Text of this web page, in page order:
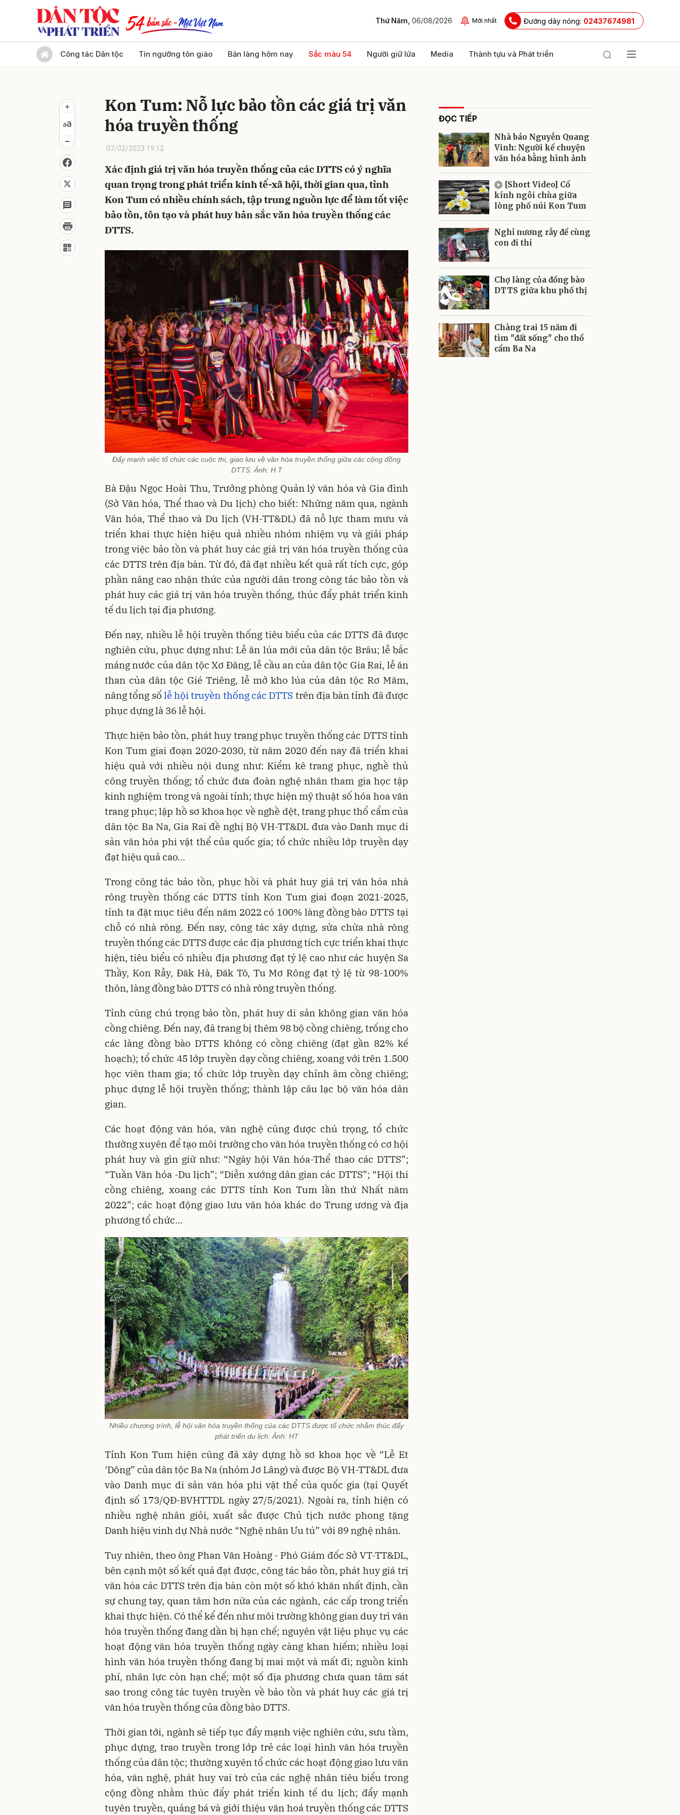
Thứ Năm, 06/08/2026 Mới nhất Đường dây nóng: 02437674981
Công tác Dân tộc Tín ngưỡng tôn giáo Bản làng hôm nay Sắc màu 54 Người giữ lửa Media Thành tựu và Phát triển
Kon Tum: Nỗ lực bảo tồn các giá trị văn
hóa truyền thống
07/02/2023 19:12
Xác định giá trị văn hóa truyền thống của các DTTS có ý nghĩa
quan trọng trong phát triển kinh tế-xã hội, thời gian qua, tỉnh
Kon Tum có nhiều chính sách, tập trung nguồn lực để làm tốt việc
bảo tồn, tôn tạo và phát huy bản sắc văn hóa truyền thống các
DTTS.
Đẩy mạnh việc tổ chức các cuộc thi, giao lưu về văn hóa truyền thống giữa các cộng đồng
DTTS. Ảnh: H.T
Bà Đậu Ngọc Hoài Thu, Trưởng phòng Quản lý văn hóa và Gia đình
(Sở Văn hóa, Thể thao và Du lịch) cho biết: Những năm qua, ngành
Văn hóa, Thể thao và Du lịch (VH-TT&DL) đã nỗ lực tham mưu và
triển khai thực hiện hiệu quả nhiều nhóm nhiệm vụ và giải pháp
trong việc bảo tồn và phát huy các giá trị văn hóa truyền thống của
các DTTS trên địa bàn. Từ đó, đã đạt nhiều kết quả rất tích cực, góp
phần nâng cao nhận thức của người dân trong công tác bảo tồn và
phát huy các giá trị văn hóa truyền thống, thúc đẩy phát triển kinh
tế du lịch tại địa phương.
Đến nay, nhiều lễ hội truyền thống tiêu biểu của các DTTS đã được
nghiên cứu, phục dựng như: Lễ ăn lúa mới của dân tộc Brâu; lễ bắc
máng nước của dân tộc Xơ Đăng, lễ cầu an của dân tộc Gia Rai, lễ ăn
than của dân tộc Gié Triêng, lễ mở kho lúa của dân tộc Rơ Măm,
nâng tổng số lễ hội truyền thống các DTTS trên địa bàn tỉnh đã được
phục dựng là 36 lễ hội.
Thực hiện bảo tồn, phát huy trang phục truyền thống các DTTS tỉnh
Kon Tum giai đoạn 2020-2030, từ năm 2020 đến nay đã triển khai
hiệu quả với nhiều nội dung như: Kiểm kê trang phục, nghề thủ
công truyền thống; tổ chức đưa đoàn nghệ nhân tham gia học tập
kinh nghiệm trong và ngoài tỉnh; thực hiện mỹ thuật số hóa hoa văn
trang phục; lập hồ sơ khoa học về nghề dệt, trang phục thổ cẩm của
dân tộc Ba Na, Gia Rai đề nghị Bộ VH-TT&DL đưa vào Danh mục di
sản văn hóa phi vật thể của quốc gia; tổ chức nhiều lớp truyền dạy
đạt hiệu quả cao...
Trong công tác bảo tồn, phục hồi và phát huy giá trị văn hóa nhà
rông truyền thống các DTTS tỉnh Kon Tum giai đoạn 2021-2025,
tỉnh ta đặt mục tiêu đến năm 2022 có 100% làng đồng bào DTTS tại
chỗ có nhà rông. Đến nay, công tác xây dựng, sửa chữa nhà rông
truyền thống các DTTS được các địa phương tích cực triển khai thực
hiện, tiêu biểu có nhiều địa phương đạt tỷ lệ cao như các huyện Sa
Thầy, Kon Rẫy, Đăk Hà, Đăk Tô, Tu Mơ Rông đạt tỷ lệ từ 98-100%
thôn, làng đồng bào DTTS có nhà rông truyền thống.
Tỉnh cũng chú trọng bảo tồn, phát huy di sản không gian văn hóa
cồng chiêng. Đến nay, đã trang bị thêm 98 bộ cồng chiêng, trống cho
các làng đồng bào DTTS không có cồng chiêng (đạt gần 82% kế
hoạch); tổ chức 45 lớp truyền dạy cồng chiêng, xoang với trên 1.500
học viên tham gia; tổ chức lớp truyền dạy chỉnh âm cồng chiêng;
phục dựng lễ hội truyền thống; thành lập câu lạc bộ văn hóa dân
gian.
Các hoạt động văn hóa, văn nghệ cũng được chú trọng, tổ chức
thường xuyên để tạo môi trường cho văn hóa truyền thống có cơ hội
phát huy và gìn giữ như: “Ngày hội Văn hóa-Thể thao các DTTS”;
“Tuần Văn hóa -Du lịch”; “Diễn xướng dân gian các DTTS”; “Hội thi
cồng chiêng, xoang các DTTS tỉnh Kon Tum lần thứ Nhất năm
2022”; các hoạt động giao lưu văn hóa khác do Trung ương và địa
phương tổ chức...
Nhiều chương trình, lễ hội văn hóa truyền thống của các DTTS được tổ chức nhằm thúc đẩy
phát triển du lịch. Ảnh: HT
Tỉnh Kon Tum hiện cũng đã xây dựng hồ sơ khoa học về “Lễ Et
‘Dông” của dân tộc Ba Na (nhóm Jơ Lâng) và được Bộ VH-TT&DL đưa
vào Danh mục di sản văn hóa phi vật thể của quốc gia (tại Quyết
định số 173/QĐ-BVHTTDL ngày 27/5/2021). Ngoài ra, tỉnh hiện có
nhiều nghệ nhân giỏi, xuất sắc được Chủ tịch nước phong tặng
Danh hiệu vinh dự Nhà nước “Nghệ nhân Ưu tú” với 89 nghệ nhân.
Tuy nhiên, theo ông Phan Văn Hoàng - Phó Giám đốc Sở VT-TT&DL,
bên cạnh một số kết quả đạt được, công tác bảo tồn, phát huy giá trị
văn hóa các DTTS trên địa bàn còn một số khó khăn nhất định, cần
sự chung tay, quan tâm hơn nữa của các ngành, các cấp trong triển
khai thực hiện. Có thể kể đến như môi trường không gian duy trì văn
hóa truyền thống đang dần bị hạn chế; nguyên vật liệu phục vụ các
hoạt động văn hóa truyền thống ngày càng khan hiếm; nhiều loại
hình văn hóa truyền thống đang bị mai một và mất đi; nguồn kinh
phí, nhân lực còn hạn chế; một số địa phương chưa quan tâm sát
sao trong công tác tuyên truyền về bảo tồn và phát huy các giá trị
văn hóa truyền thống của đồng bào DTTS.
Thời gian tới, ngành sẽ tiếp tục đẩy mạnh việc nghiên cứu, sưu tầm,
phục dựng, trao truyền trong lớp trẻ các loại hình văn hóa truyền
thống của dân tộc; thường xuyên tổ chức các hoạt động giao lưu văn
hóa, văn nghệ, phát huy vai trò của các nghệ nhân tiêu biểu trong
cộng đồng nhằm thúc đẩy phát triển kinh tế du lịch; đẩy mạnh
tuyên truyền, quảng bá và giới thiệu văn hoá truyền thống các DTTS
ĐỌC TIẾP
Nhà báo Nguyễn Quang
Vinh: Người kể chuyện
văn hóa bằng hình ảnh
[Short Video] Cổ
kính ngôi chùa giữa
lòng phố núi Kon Tum
Nghỉ nương rẫy để cùng
con đi thi
Chợ làng của đồng bào
DTTS giữa khu phố thị
Chàng trai 15 năm đi
tìm "đất sống" cho thổ
cẩm Ba Na
Gửi bình luận
Gửi